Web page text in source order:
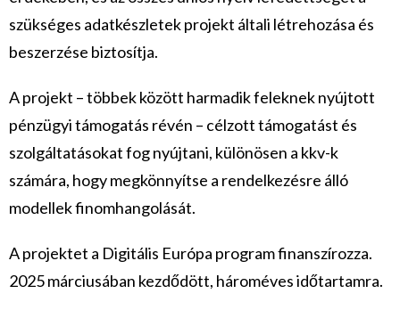
szükséges adatkészletek projekt általi létrehozása és
beszerzése biztosítja.
A projekt – többek között harmadik feleknek nyújtott
pénzügyi támogatás révén – célzott támogatást és
szolgáltatásokat fog nyújtani, különösen a kkv-k
számára, hogy megkönnyítse a rendelkezésre álló
modellek finomhangolását.
A projektet a Digitális Európa program finanszírozza.
2025 márciusában kezdődött, hároméves időtartamra.